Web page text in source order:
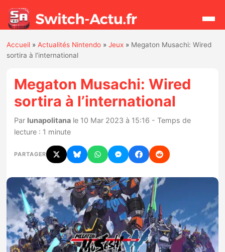
Actualités
Jeux
Hardware
Chiffres de ventes
Rumeurs
Nintendo Direct
Accueil »Actualités Nintendo »Jeux » Megaton Musachi: Wired
sortira à l’international
Megaton Musachi: Wired
sortira à l’international
Par lunapolitana le 10 Mar 2023 à 15:16 - Temps de
lecture : 1 minute
PARTAGER